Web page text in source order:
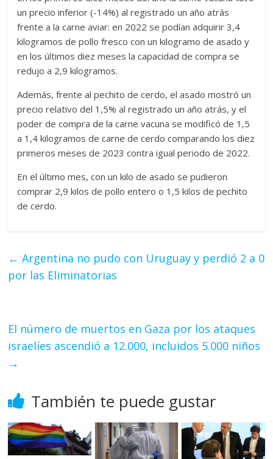
un precio inferior (-14%) al registrado un año atrás
frente a la carne aviar: en 2022 se podían adquirir 3,4
kilogramos de pollo fresco con un kilogramo de asado y
en los últimos diez meses la capacidad de compra se
redujo a 2,9 kilogramos.
Además, frente al pechito de cerdo, el asado mostró un
precio relativo del 1,5% al registrado un año atrás, y el
poder de compra de la carne vacuna se modificó de 1,5
a 1,4 kilogramos de carne de cerdo comparando los diez
primeros meses de 2023 contra igual periodo de 2022.
En el último mes, con un kilo de asado se pudieron
comprar 2,9 kilos de pollo entero o 1,5 kilos de pechito
de cerdo.
← Argentina no pudo con Uruguay y perdió 2 a 0
por las Eliminatorias
El número de muertos en Gaza por los ataques
israelíes ascendió a 12.000, incluidos 5.000 niños
→
También te puede gustar